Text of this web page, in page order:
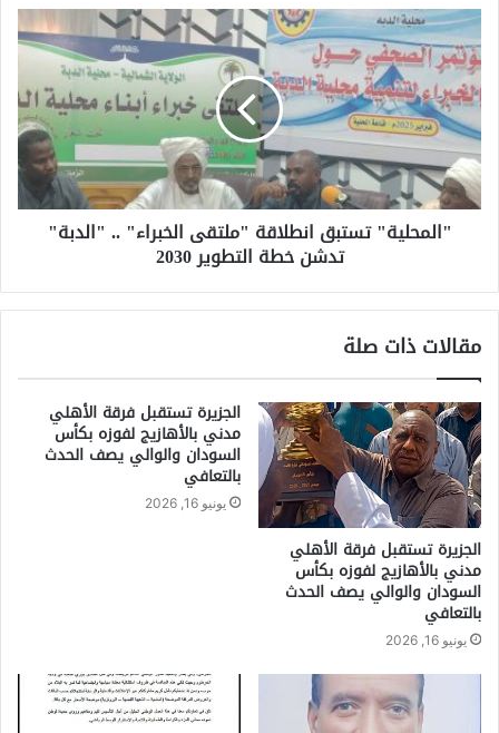
"المحلية" تستبق انطلاقة "ملتقى الخبراء" .. "الدبة"
تدشن خطة التطوير 2030
مقالات ذات صلة
الجزيرة تستقبل فرقة الأهلي
مدني بالأهازيج لفوزه بكأس
السودان والوالي يصف الحدث
بالتعافي
يونيو 16, 2026
الجزيرة تستقبل فرقة الأهلي
مدني بالأهازيج لفوزه بكأس
السودان والوالي يصف الحدث
بالتعافي
يونيو 16, 2026